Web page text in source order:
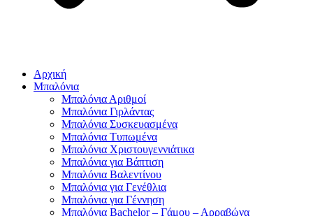
Αρχική
Μπαλόνια
Μπαλόνια Αριθμοί
Μπαλόνια Γιρλάντας
Μπαλόνια Συσκευασμένα
Μπαλόνια Τυπωμένα
Μπαλόνια Χριστουγεννιάτικα
Μπαλόνια για Βάπτιση
Μπαλόνια Βαλεντίνου
Μπαλόνια για Γενέθλια
Μπαλόνια για Γέννηση
Μπαλόνια Bachelor – Γάμου – Αρραβώνα